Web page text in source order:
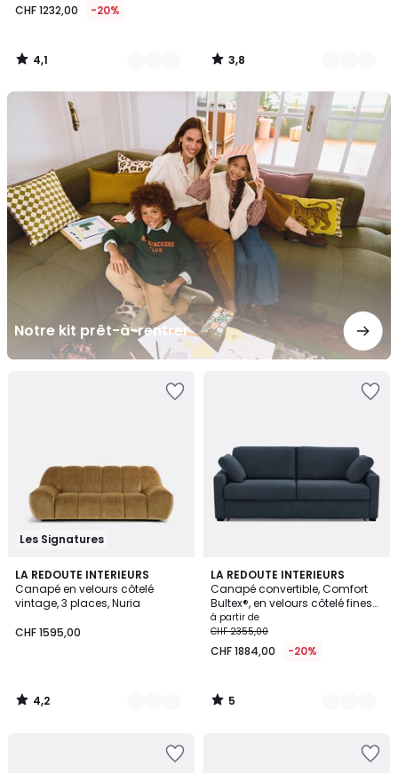
CHF 1232,00 -20%
4,1
/
Notre kit prêt-à-rentrer
Notre
rentrer
3,8
/
Les Signatures
LA REDOUTE INTERIEURS
Canapé en velours côtelé
vintage, 3 places, Nuria
CHF 1595,00
4,2
/ 5
4
Couleurs
4,2
/
LA REDOUTE INTERIEURS
Canapé convertible, Comfort
Bultex®, en velours côtelé fines
côtes, TIMOR
à partir de
CHF 2355,00
CHF 1884,00 -20%
5
/
5
5
Couleurs
5
/